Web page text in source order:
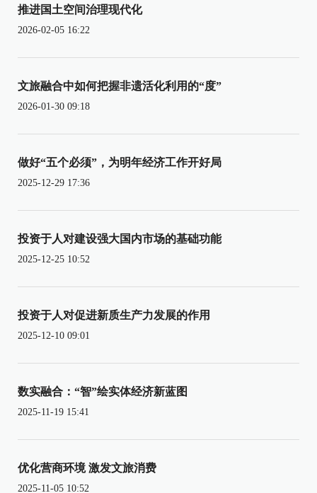
推进国土空间治理现代化
2026-02-05 16:22
文旅融合中如何把握非遗活化利用的“度”
2026-01-30 09:18
做好“五个必须”，为明年经济工作开好局
2025-12-29 17:36
投资于人对建设强大国内市场的基础功能
2025-12-25 10:52
投资于人对促进新质生产力发展的作用
2025-12-10 09:01
数实融合：“智”绘实体经济新蓝图
2025-11-19 15:41
优化营商环境 激发文旅消费
2025-11-05 10:52